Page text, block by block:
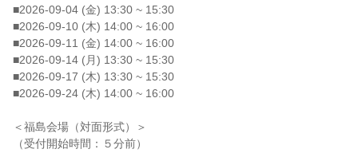
■2026-09-04 (金) 13:30 ~ 15:30
■2026-09-10 (木) 14:00 ~ 16:00
■2026-09-11 (金) 14:00 ~ 16:00
■2026-09-14 (月) 13:30 ~ 15:30
■2026-09-17 (木) 13:30 ~ 15:30
■2026-09-24 (木) 14:00 ~ 16:00
＜福島会場（対面形式）＞
（受付開始時間：５分前）